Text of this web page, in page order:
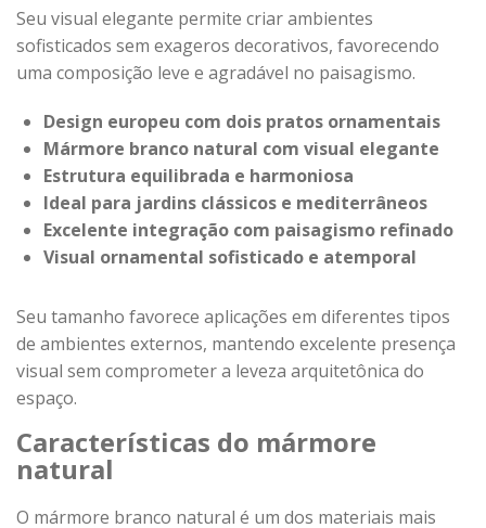
Seu visual elegante permite criar ambientes
sofisticados sem exageros decorativos, favorecendo
uma composição leve e agradável no paisagismo.
Design europeu com dois pratos ornamentais
Mármore branco natural com visual elegante
Estrutura equilibrada e harmoniosa
Ideal para jardins clássicos e mediterrâneos
Excelente integração com paisagismo refinado
Visual ornamental sofisticado e atemporal
Seu tamanho favorece aplicações em diferentes tipos
de ambientes externos, mantendo excelente presença
visual sem comprometer a leveza arquitetônica do
espaço.
Características do mármore
natural
O mármore branco natural é um dos materiais mais